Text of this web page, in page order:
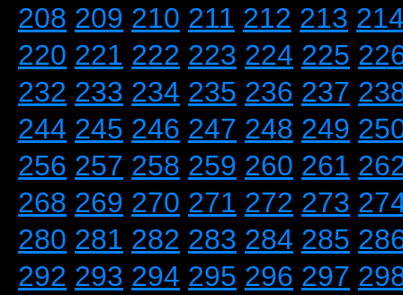
208 209 210 211 212 213
220 221 222 223 224 225
232 233 234 235 236 237
244 245 246 247 248 249
256 257 258 259 260 261
268 269 270 271 272 273
280 281 282 283 284 285
292 293 294 295 296 297